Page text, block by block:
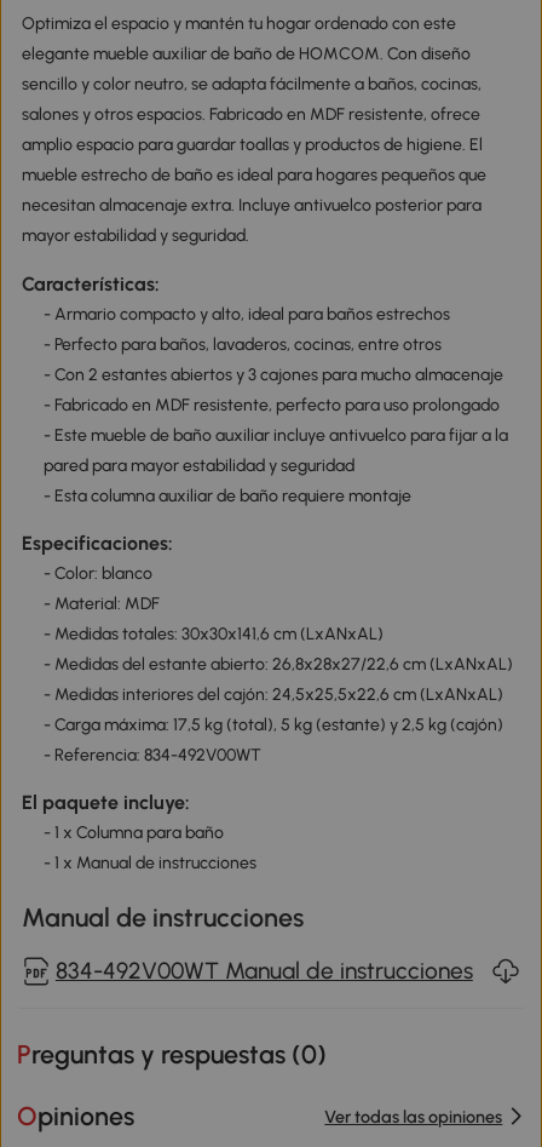
Optimiza el espacio y mantén tu hogar ordenado con este
elegante mueble auxiliar de baño de HOMCOM. Con diseño
sencillo y color neutro, se adapta fácilmente a baños, cocinas,
salones y otros espacios. Fabricado en MDF resistente, ofrece
amplio espacio para guardar toallas y productos de higiene. El
mueble estrecho de baño es ideal para hogares pequeños que
necesitan almacenaje extra. Incluye antivuelco posterior para
mayor estabilidad y seguridad.
Características:
- Armario compacto y alto, ideal para baños estrechos
- Perfecto para baños, lavaderos, cocinas, entre otros
- Con 2 estantes abiertos y 3 cajones para mucho almacenaje
- Fabricado en MDF resistente, perfecto para uso prolongado
- Este mueble de baño auxiliar incluye antivuelco para fijar a la
pared para mayor estabilidad y seguridad
- Esta columna auxiliar de baño requiere montaje
Especificaciones:
- Color: blanco
- Material: MDF
- Medidas totales: 30x30x141,6 cm (LxANxAL)
- Medidas del estante abierto: 26,8x28x27/22,6 cm (LxANxAL)
- Medidas interiores del cajón: 24,5x25,5x22,6 cm (LxANxAL)
- Carga máxima: 17,5 kg (total), 5 kg (estante) y 2,5 kg (cajón)
- Referencia: 834-492V00WT
El paquete incluye:
- 1 x Columna para baño
- 1 x Manual de instrucciones
Manual de instrucciones
834-492V00WT Manual de instrucciones
Preguntas y respuestas (0)
Opiniones Ver todas las opiniones